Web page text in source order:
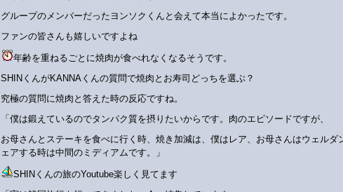
グループのメンバーだったヨンソクくんと会えて本当によかったです。
ファンの皆さんも嬉しいですよね
年齢を重ねるごとに焼肉が食べれなくなるそうです。
SHINくんがKANNAくんの質問で焼肉とお寿司どっちを選ぶ？
究極の質問に焼肉と答えた時の反応ですね。
「僕は鍛えているのでタンパク質を摂りたいからです。肉のエピソードですが、
お母さんとステーキを食べに行く時、焼き加減は、僕はレア、お母さんはウェルダ
ェアする時は中間のミディアムです。」
SHINくんの旅のYoutube楽しく見てます